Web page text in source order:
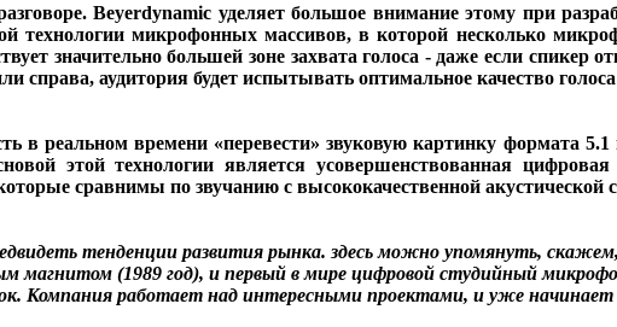
Beyerdynamic уделяет большое внимание этому при
технологии микрофонных массивов, в которой несколько
значительно большей зоне захвата голоса - даже если спикер
справа, аудитория будет испытывать оптимальное качество
в реальном времени «перевести» звуковую картинку формата
этой технологии является усовершенствованная цифровая
сравнимы по звучанию с высококачественной акустической
тенденции развития рынка. здесь можно упомянуть,
магнитом (1989 год), и первый в мире цифровой студийный
Компания работает над интересными проектами, и уже начинает